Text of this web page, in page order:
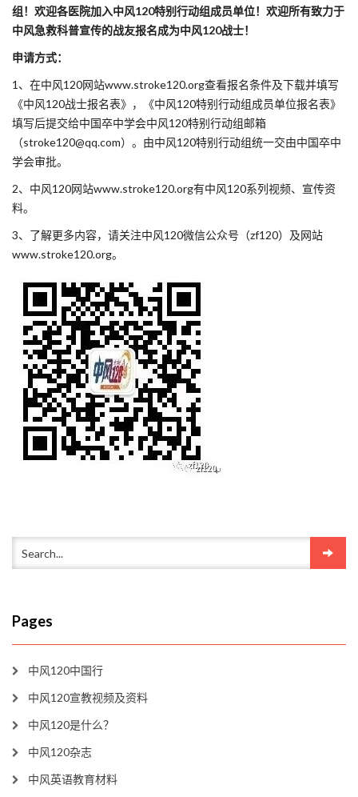
组！欢迎各医院加入中风120特别行动组成员单位！欢迎所有致力于
中风急救科普宣传的战友报名成为中风120战士！
申请方式：
1、在中风120网站www.stroke120.org查看报名条件及下载并填写
《中风120战士报名表》，《中风120特别行动组成员单位报名表》
填写后提交给中国卒中学会中风120特别行动组邮箱
（stroke120@qq.com）。由中风120特别行动组统一交由中国卒中
学会审批。
2、中风120网站www.stroke120.org有中风120系列视频、宣传资
料。
3、了解更多内容，请关注中风120微信公众号（zf120）及网站
www.stroke120.org。
Pages
中风120中国行
中风120宣教视频及资料
中风120是什么？
中风120杂志
中风英语教育材料